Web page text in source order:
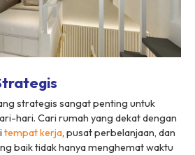
strategis sangat penting untuk
hari. Cari rumah yang dekat dengan
tempat kerja, pusat perbelanjaan, dan
baik tidak hanya menghemat waktu